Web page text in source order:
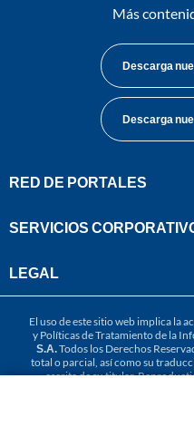
Más
Descarga
Descarga
RED DE PORTALES
SERVICIOS
LEGAL
El uso de este sitio web implica la
y Políticas de Tratamiento de la
S.A.Todos los Derechos
total o parcial, así como su
escrita de su titular.